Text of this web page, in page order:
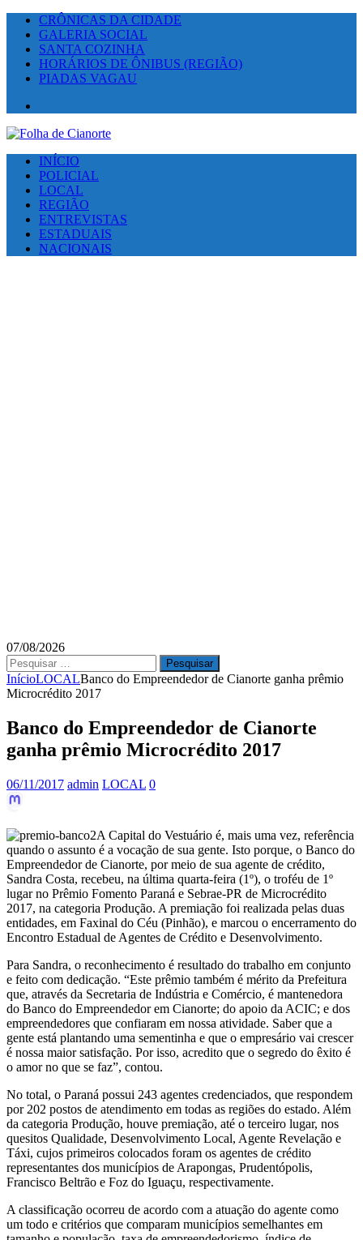
CRÔNICAS DA CIDADE
GALERIA SOCIAL
SANTA COZINHA
HORÁRIOS DE ÔNIBUS (REGIÃO)
PIADAS VAGAU
INÍCIO
POLICIAL
LOCAL
REGIÃO
ENTREVISTAS
ESTADUAIS
NACIONAIS
07/08/2026
Pesquisar
por:
InícioLOCALBanco do Empreendedor de Cianorte ganha prêmio
Microcrédito 2017
Banco do Empreendedor de Cianorte
ganha prêmio Microcrédito 2017
06/11/2017 admin LOCAL 0
A Capital do Vestuário é, mais uma vez, referência
quando o assunto é a vocação de sua gente. Isto porque, o Banco do
Empreendedor de Cianorte, por meio de sua agente de crédito,
Sandra Costa, recebeu, na última quarta-feira (1º), o troféu de 1º
lugar no Prêmio Fomento Paraná e Sebrae-PR de Microcrédito
2017, na categoria Produção. A premiação foi realizada pelas duas
entidades, em Faxinal do Céu (Pinhão), e marcou o encerramento do
Encontro Estadual de Agentes de Crédito e Desenvolvimento.
Para Sandra, o reconhecimento é resultado do trabalho em conjunto
e feito com dedicação. “Este prêmio também é mérito da Prefeitura
que, através da Secretaria de Indústria e Comércio, é mantenedora
do Banco do Empreendedor em Cianorte; do apoio da ACIC; e dos
empreendedores que confiaram em nossa atividade. Saber que a
gente está plantando uma sementinha e que o empresário vai crescer
é nossa maior satisfação. Por isso, acredito que o segredo do êxito é
o amor no que se faz”, contou.
No total, o Paraná possui 243 agentes credenciados, que respondem
por 202 postos de atendimento em todas as regiões do estado. Além
da categoria Produção, houve premiação, até o terceiro lugar, nos
quesitos Qualidade, Desenvolvimento Local, Agente Revelação e
Táxi, cujos primeiros colocados foram os agentes de crédito
representantes dos municípios de Arapongas, Prudentópolis,
Francisco Beltrão e Foz do Iguaçu, respectivamente.
A classificação ocorreu de acordo com a atuação do agente como
um todo e critérios que comparam municípios semelhantes em